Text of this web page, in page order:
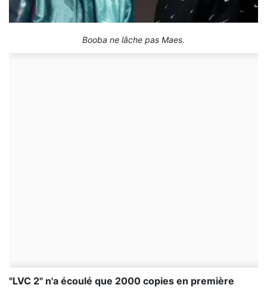
Booba ne lâche pas Maes.
"LVC 2" n'a écoulé que 2000 copies en première